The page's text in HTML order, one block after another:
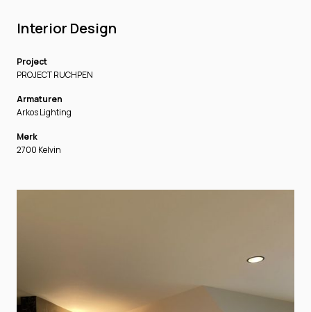
Interior Design
Project
PROJECT RUCHPEN
Armaturen
Arkos Lighting
Merk
2700 Kelvin